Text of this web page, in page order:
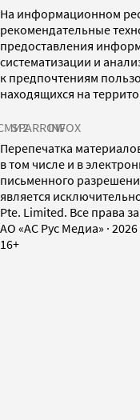
На информационном
рекомендательные
предоставления
систематизации и
к предпочтениям
находящихся на
SPARROWINFOX
Перепечатка
в том числе и в
письменного
является
Pte. Limited. Все права
AO «АС Рус Медиа» · 2026
16+